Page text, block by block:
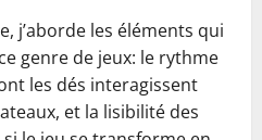
j’aborde les éléments qui
genre de jeux: le rythme
les dés interagissent
et la lisibilité des